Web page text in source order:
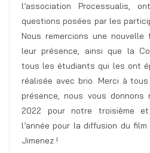
l’association Processualis,
questions posées par les
Nous remercions une
leur présence, ainsi que la
tous les étudiants qui les ont
réalisée avec brio. Merci à
présence, nous vous donnons
2022 pour notre troisième
l’année pour la diffusion du
Jimenez !